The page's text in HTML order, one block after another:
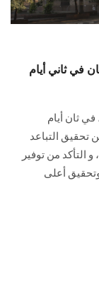
في ثاني أيام
ثان أيام
تحقيق التباعد
التأكد من توفير
أعلى